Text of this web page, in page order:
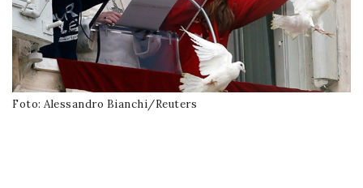
Foto: Alessandro Bianchi/Reuters